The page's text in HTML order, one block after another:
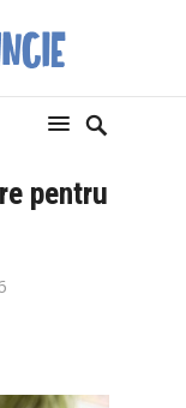
pentru